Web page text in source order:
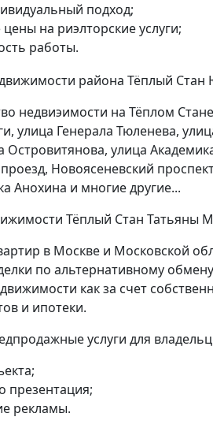
подход;
на риэлторские услуги;
работы.
недвиэимости на Тёплом
улица Генерала Тюленева,
Островитянова, улица
Новоясеневский
Анохина и многие другие...
Тёплый Стан Татьяны
в Москве и Московской
по альтернативному
как за счет
и ипотеки.
услуги для
презентация;
рекламы.